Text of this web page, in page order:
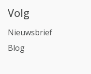
Volg
Nieuwsbrief
Blog